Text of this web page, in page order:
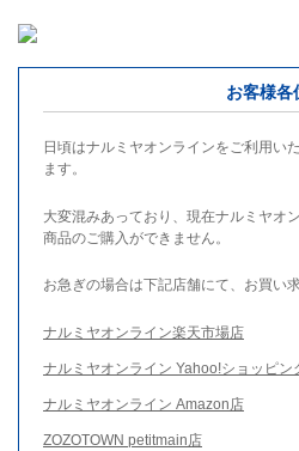
お客様各
日頃はナルミヤオンラインをご利用い
ます。
大変混みあっており、現在ナルミヤオ
商品のご購入ができません。
お急ぎの場合は下記店舗にて、お買い
ナルミヤオンライン楽天市場店
ナルミヤオンライン Yahoo!ショッピン
ナルミヤオンライン Amazon店
ZOZOTOWN petitmain店